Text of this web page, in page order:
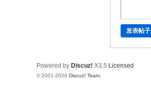
发表帖子
Powered by Discuz! X3.5 Licensed
© 2001-2026 Discuz! Team